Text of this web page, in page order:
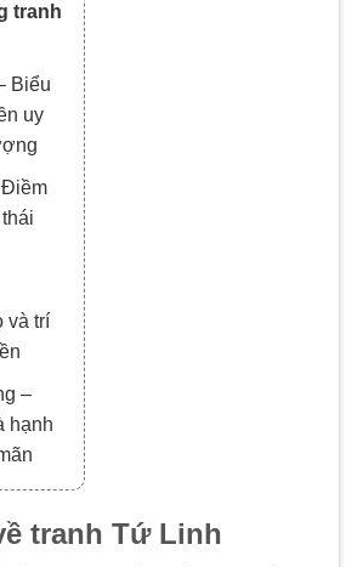
tranh
Biểu
uy
và trí
–
hạnh
nghĩa
tranh Tứ Linh